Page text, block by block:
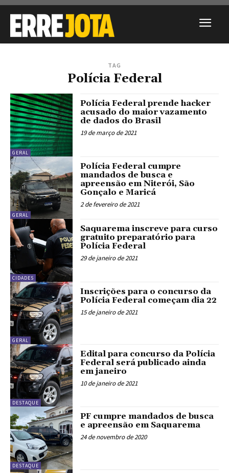
TAG
Polícia Federal
GERAL
Polícia Federal prende hacker
acusado do maior vazamento
de dados do Brasil
19 de março de 2021
GERAL
Polícia Federal cumpre
mandados de busca e
apreensão em Niterói, São
Gonçalo e Maricá
2 de fevereiro de 2021
CIDADES
Saquarema inscreve para curso
gratuito preparatório para
Polícia Federal
29 de janeiro de 2021
GERAL
Inscrições para o concurso da
Polícia Federal começam dia 22
15 de janeiro de 2021
DESTAQUE
Edital para concurso da Polícia
Federal será publicado ainda
em janeiro
10 de janeiro de 2021
DESTAQUE
PF cumpre mandados de busca
e apreensão em Saquarema
24 de novembro de 2020